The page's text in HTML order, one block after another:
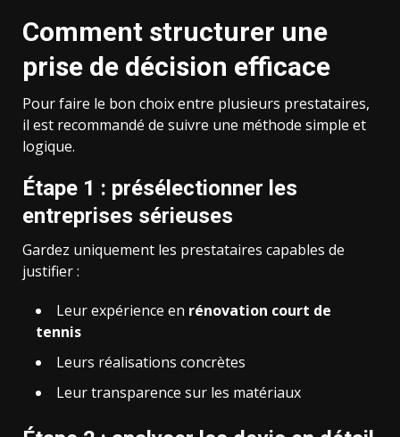
Comment structurer une
prise de décision efficace
Pour faire le bon choix entre plusieurs prestataires,
il est recommandé de suivre une méthode simple et
logique.
Étape 1 : présélectionner les
entreprises sérieuses
Gardez uniquement les prestataires capables de
justifier :
Leur expérience en rénovation court de
tennis
Leurs réalisations concrètes
Leur transparence sur les matériaux